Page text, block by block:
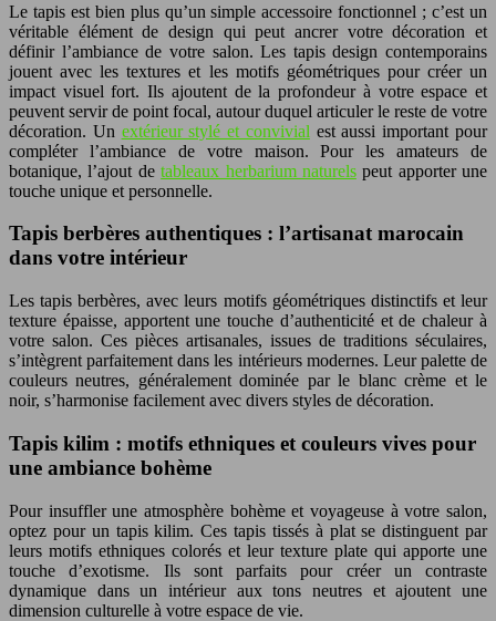
Le tapis est bien plus qu’un simple accessoire fonctionnel ; c’est un
véritable élément de design qui peut ancrer votre décoration et
définir l’ambiance de votre salon. Les tapis design contemporains
jouent avec les textures et les motifs géométriques pour créer un
impact visuel fort. Ils ajoutent de la profondeur à votre espace et
peuvent servir de point focal, autour duquel articuler le reste de votre
décoration. Un extérieur stylé et convivial est aussi important pour
compléter l’ambiance de votre maison. Pour les amateurs de
botanique, l’ajout detableaux herbarium naturelspeut apporter une
touche unique et personnelle.
Tapis berbères authentiques : l’artisanat marocain
dans votre intérieur
Les tapis berbères, avec leurs motifs géométriques distinctifs et leur
texture épaisse, apportent une touche d’authenticité et de chaleur à
votre salon. Ces pièces artisanales, issues de traditions séculaires,
s’intègrent parfaitement dans les intérieurs modernes. Leur palette de
couleurs neutres, généralement dominée par le blanc crème et le
noir, s’harmonise facilement avec divers styles de décoration.
Tapis kilim : motifs ethniques et couleurs vives pour
une ambiance bohème
Pour insuffler une atmosphère bohème et voyageuse à votre salon,
optez pour un tapis kilim. Ces tapis tissés à plat se distinguent par
leurs motifs ethniques colorés et leur texture plate qui apporte une
touche d’exotisme. Ils sont parfaits pour créer un contraste
dynamique dans un intérieur aux tons neutres et ajoutent une
dimension culturelle à votre espace de vie.